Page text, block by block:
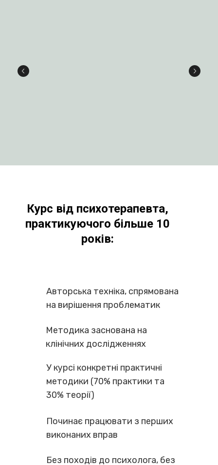
Курс від психотерапевта,
практикуючого більше 10
Авторська техніка, спрямована
на вирішення проблематик
клінічних дослідженнях
Починає працювати з перших
У курсі конкретні практичні
30% теорії)